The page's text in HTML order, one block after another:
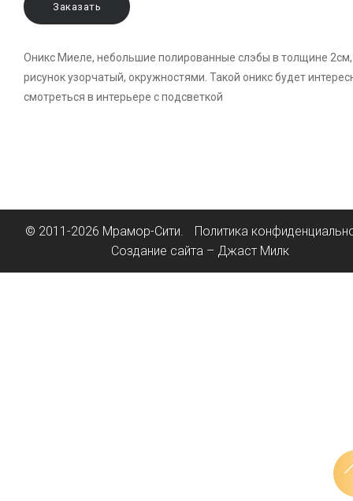
Заказать
Оникс Миеле, небольшие полированные слэбы в толщине 2см,
рисунок узорчатый, окружностями. Такой оникс будет
смотреться в интерьере с подсветкой
© 2011-2026 Мрамор-Сити.
Политика
Создание сайта – Джаст Милк